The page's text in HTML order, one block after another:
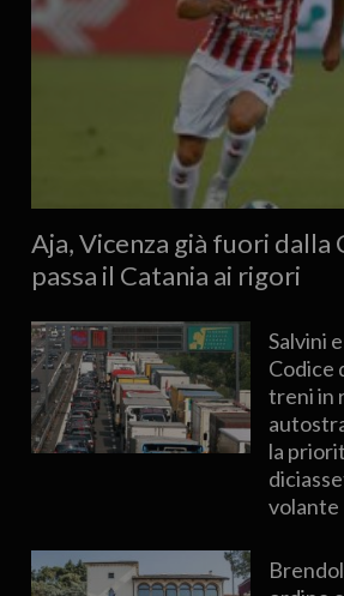
Aja, Vicenza già fuori dalla
passa il Catania ai rigori
Salvini
Codice
treni in
la
volante